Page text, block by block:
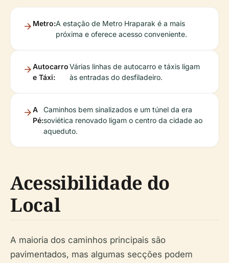
Metro:A estação de Metro Hraparak é a mais
próxima e oferece acesso conveniente.
Autocarro
e Táxi:
Várias linhas de autocarro e táxis ligam
às entradas do desfiladeiro.
A
Pé:
Caminhos bem sinalizados e um túnel da era
soviética renovado ligam o centro da cidade ao
aqueduto.
Acessibilidade do
Local
A maioria dos caminhos principais são
pavimentados, mas algumas secções podem